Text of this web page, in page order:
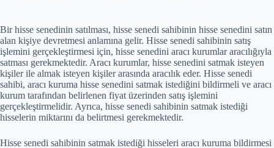
Bir hisse senedinin satılması, hisse senedi sahibinin hisse senedini satın
alan kişiye devretmesi anlamına gelir. Hisse senedi sahibinin satış
işlemini gerçekleştirmesi için, hisse senedini aracı kurumlar aracılığıyla
satması gerekmektedir. Aracı kurumlar, hisse senedini satmak isteyen
kişiler ile almak isteyen kişiler arasında aracılık eder. Hisse senedi
sahibi, aracı kuruma hisse senedini satmak istediğini bildirmeli ve aracı
kurum tarafından belirlenen fiyat üzerinden satış işlemini
gerçekleştirmelidir. Ayrıca, hisse senedi sahibinin satmak istediği
hisselerin miktarını da belirtmesi gerekmektedir.
Hisse senedi sahibinin satmak istediği hisseleri aracı kuruma bildirmesi